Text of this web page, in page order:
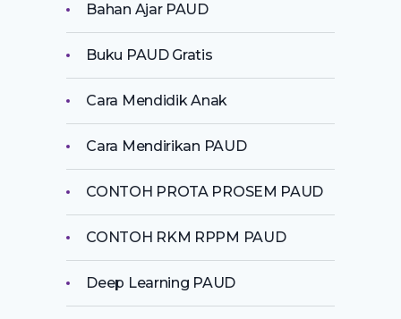
Bahan Ajar PAUD
Buku PAUD Gratis
Cara Mendidik Anak
Cara Mendirikan PAUD
CONTOH PROTA PROSEM PAUD
CONTOH RKM RPPM PAUD
Deep Learning PAUD